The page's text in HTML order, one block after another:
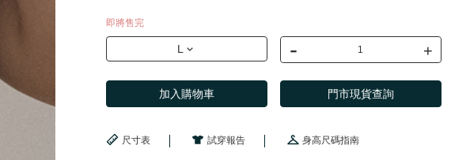
即將售完
L - +
加入購物車 門市現貨查詢
尺寸表 試穿報告 身高尺碼指南